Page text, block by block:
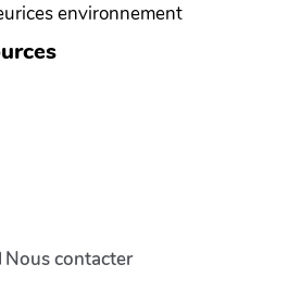
environnement
Nous contacter